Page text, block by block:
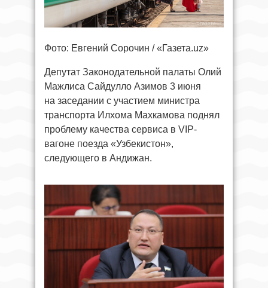
Фото: Евгений Сорочин / «Газета.uz»
Депутат Законодательной палаты Олий
Мажлиса Сайдулло Азимов 3 июня
на заседании с участием министра
транспорта Илхома Махкамова поднял
проблему качества сервиса в VIP-
вагоне поезда «Узбекистон»,
следующего в Андижан.